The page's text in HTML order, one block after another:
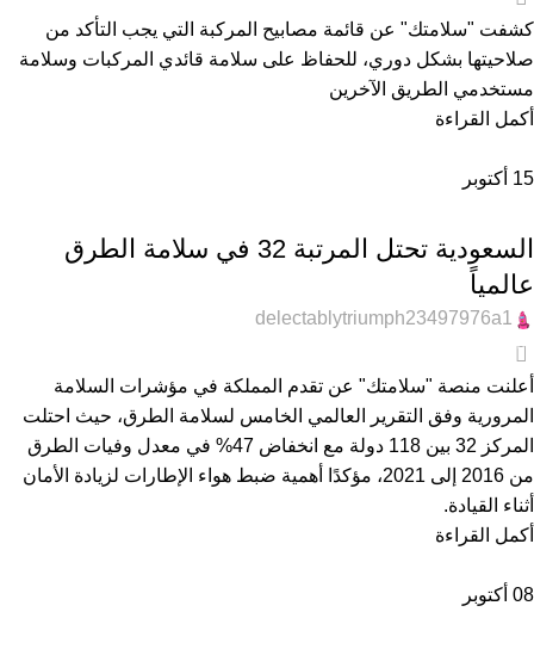
كشفت "سلامتك" عن قائمة مصابيح المركبة التي يجب التأكد من
صلاحيتها بشكل دوري، للحفاظ على سلامة قائدي المركبات وسلامة
مستخدمي الطريق الآخرين
أكمل القراءة
15 أكتوبر
السعودية تحتل المرتبة 32 في سلامة الطرق
عالمياً
delectablytriumph23497976a1
0
أعلنت منصة "سلامتك" عن تقدم المملكة في مؤشرات السلامة
المرورية وفق التقرير العالمي الخامس لسلامة الطرق، حيث احتلت
المركز 32 بين 118 دولة مع انخفاض 47% في معدل وفيات الطرق
من 2016 إلى 2021، مؤكدًا أهمية ضبط هواء الإطارات لزيادة الأمان
أثناء القيادة.
أكمل القراءة
08 أكتوبر